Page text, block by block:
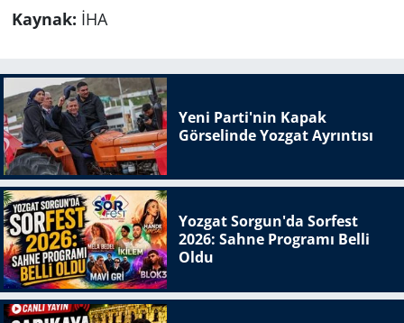
Kaynak: İHA
Yeni Parti'nin Kapak
Görselinde Yozgat Ayrıntısı
Yozgat Sorgun'da Sorfest
2026: Sahne Programı Belli
Oldu